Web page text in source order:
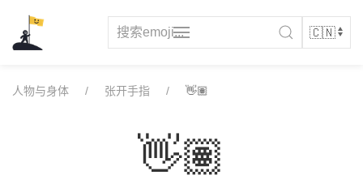
content
人物与身体 张开手指 👋🏽
👋🏽